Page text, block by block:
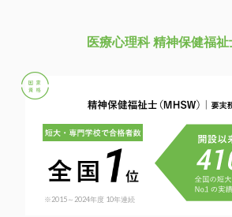
医療心理科 精神保健福
※2015～2024年度 10年連続